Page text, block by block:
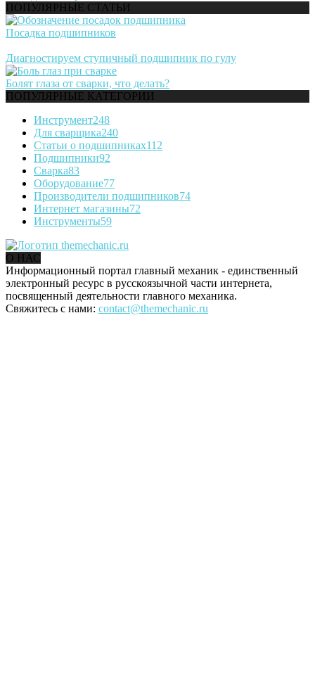
ПОПУЛЯРНЫЕ СТАТЬИ
Посадка подшипников
Диагностируем ступичный подшипник по гулу
Болят глаза от сварки, что делать?
ПОПУЛЯРНЫЕ КАТЕГОРИИ
Инструмент248
Для сварщика240
Статьи о подшипниках112
Подшипники92
Сварка83
Оборудование77
Производители подшипников74
Интернет магазины72
Инструменты59
О НАС
Информационный портал главный механик - единственный
электронный ресурс в русскоязычной части интернета,
посвященный деятельности главного механика.
Свяжитесь с нами: contact@themechanic.ru